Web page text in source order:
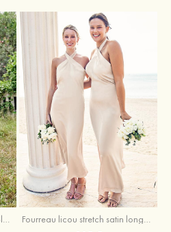
Fourreau col en v satin extensible ras du sol robe de demoiselle d'honneur Fourreau licou stretch satin longueur cheville robe de demoiselle d'honneur